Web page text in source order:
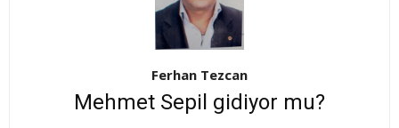
Ferhan Tezcan
Mehmet Sepil gidiyor mu?